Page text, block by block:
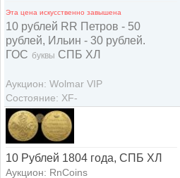
Эта цена искусственно завышена
10 рублей RR Петров - 50
рублей, Ильин - 30 рублей.
ГОС буквы СПБ ХЛ
Аукцион: Wolmar VIP
Состояние: XF-
10 Рублей 1804 года, СПБ ХЛ
Аукцион: RnCoins